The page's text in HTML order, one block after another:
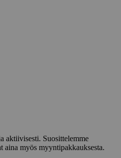
aktiivisesti. Suosittelemme
aina myös myyntipakkauksesta.